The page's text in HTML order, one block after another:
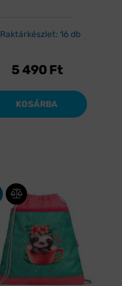
Raktárkészlet: 16 db
5 490 Ft
KOSÁRBA